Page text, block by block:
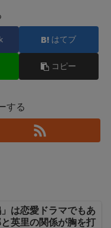
はてブ
コピー
する
」は恋愛ドラマでもあ
英里の関係が胸を打